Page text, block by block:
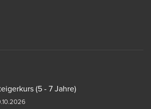
(5 - 7 Jahre)